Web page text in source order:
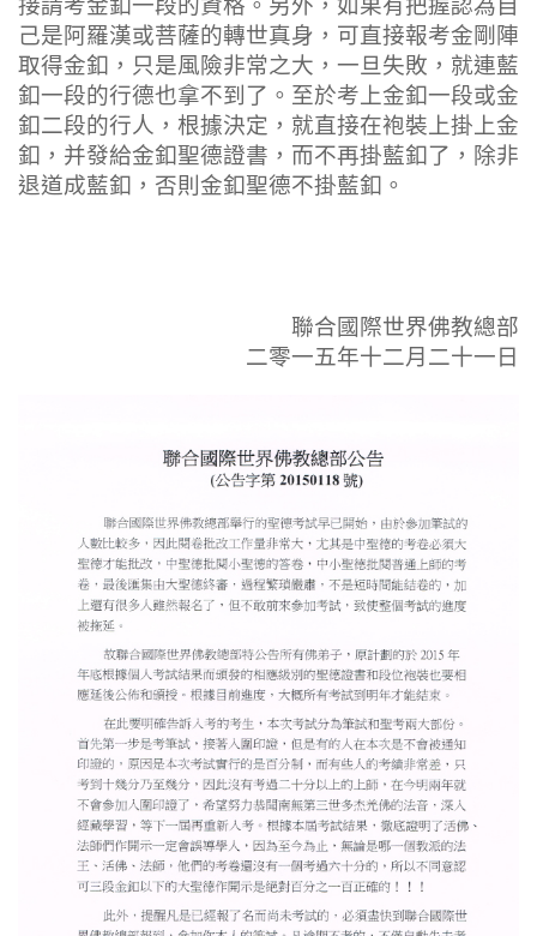
接請考金釦一段的資格。另外，如果有把握認為自
己是阿羅漢或菩薩的轉世真身，可直接報考金剛陣
取得金釦，只是風險非常之大，一旦失敗，就連藍
釦一段的行德也拿不到了。至於考上金釦一段或金
釦二段的行人，根據決定，就直接在袍裝上掛上金
釦，并發給金釦聖德證書，而不再掛藍釦了，除非
退道成藍釦，否則金釦聖德不掛藍釦。
聯合國際世界佛教總部
二零一五年十二月二十一日